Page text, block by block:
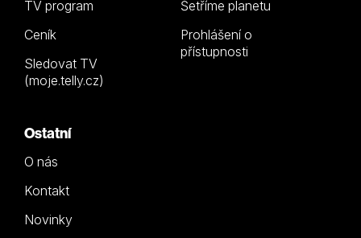
TV program
Ceník
Sledovat TV
(moje.telly.cz)
Šetříme planetu
Prohlášení o
přístupnosti
Ostatní
O nás
Kontakt
Novinky